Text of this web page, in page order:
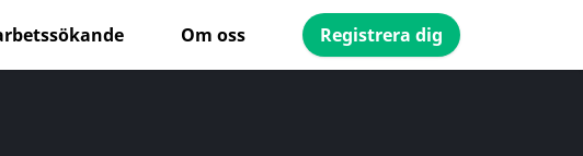
Om oss Registrera dig